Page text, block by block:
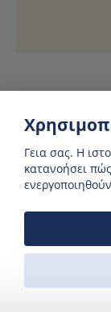
Γεια σας. H
κατανοήσει